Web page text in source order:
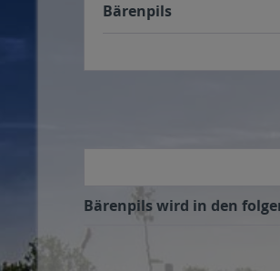
Bärenpils
Bärenpils wird in den